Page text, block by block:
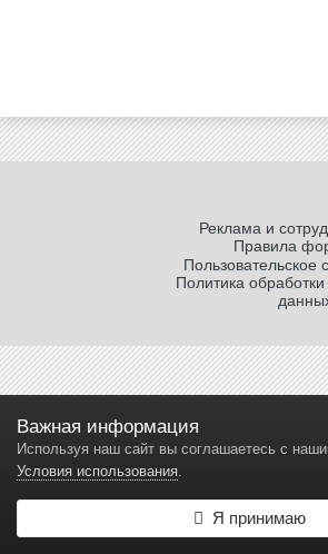
Реклама и
Правила
Пользовательское
Политика
Важная информация
Используя наш сайт вы соглашаетесь с
Условия использования.
Я принимаю